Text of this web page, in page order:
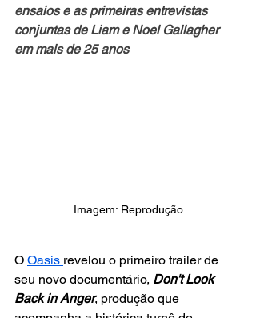
ensaios e as primeiras entrevistas
conjuntas de Liam e Noel Gallagher
em mais de 25 anos
Imagem: Reprodução
O Oasis revelou o primeiro trailer de
seu novo documentário, Don't Look
Back in Anger, produção que